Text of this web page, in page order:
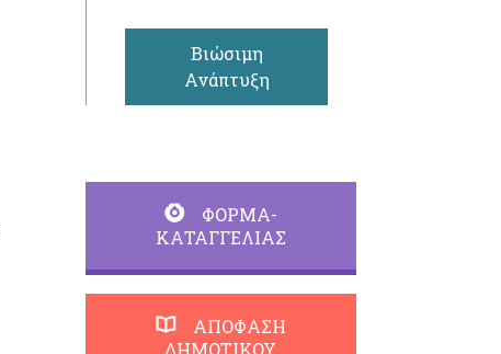
Βιώσιμη
Ανάπτυξη
ΦΟΡΜΑ-
ΚΑΤΑΓΓΕΛΙΑΣ
ΑΠΟΦΑΣΗ
ΔΗΜΟΤΙΚΟΥ